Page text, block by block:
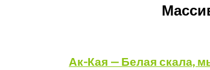
Ак-Кая — Белая скала,